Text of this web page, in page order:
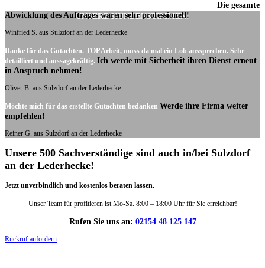
UNSERE KUNDENSTIMMEN:
Die gesamte
Abwicklung des Auftrages waren sehr professionell!
Winfried S. aus Sulzdorf an der Lederhecke
Danke für das Gutachten. TOP Arbeit, muss da mal ein Lob aussprechen. Sehr
detailliert und aussagekräftig. Ich werde mit Sicherheit ihren Dienst erneut
in Anspruch nehmen!
Oliver B. aus Sulzdorf an der Lederhecke
Möchte mich für das erstellte Gutachten bedanken Werde ihre Firma weiter
empfehlen!
Reiner G. aus Sulzdorf an der Lederhecke
Unsere 500 Sachverständige sind auch in/bei Sulzdorf
an der Lederhecke!
Jetzt unverbindlich und kostenlos beraten lassen.
Unser Team für profitieren ist Mo-Sa. 8:00 – 18:00 Uhr für Sie erreichbar!
Rufen Sie uns an: 02154 48 125 147
Rückruf anfordern